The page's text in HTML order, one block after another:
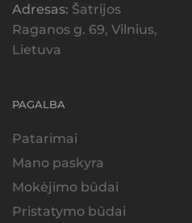
Adresas: Šatrijos
Raganos g. 69, Vilnius,
Lietuva
PAGALBA
Patarimai
Mano paskyra
Mokėjimo būdai
Pristatymo būdai